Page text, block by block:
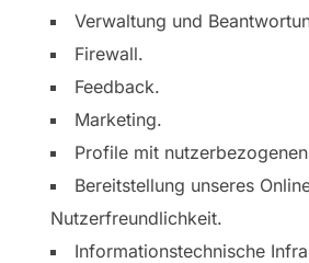
Verwaltung und
Firewall.
Feedback.
Marketing.
Profile mit
Bereitstellung unseres
Nutzerfreundlichkeit.
Informationstechnische